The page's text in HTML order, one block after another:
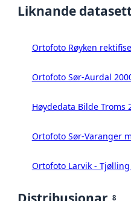
Liknande
Ortofoto Røyken
Ortofoto Sør-Aurdal
Høydedata Bilde Troms
Ortofoto Sør-Varanger
Ortofoto Larvik -
8